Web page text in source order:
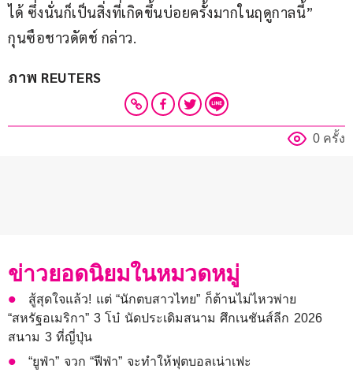
ได้ ซึ่งนั่นก็เป็นสิ่งที่เกิดขึ้นบ่อยครั้งมากในฤดูกาลนี้”
กุนซือชาวดัตช์ กล่าว.
ภาพ REUTERS
0 ครั้ง
ข่าวยอดนิยมในหมวดหมู่
สู้สุดใจแล้ว! แต่ “นักตบสาวไทย” ก็ต้านไม่ไหวพ่าย
“สหรัฐอเมริกา” 3 โบ๋ นัดประเดิมสนาม ศึกเนชันส์ลีก 2026
สนาม 3 ที่ญี่ปุ่น
“ยูฟ่า” จวก “ฟีฟ่า” จะทำให้ฟุตบอลเน่าเฟะ